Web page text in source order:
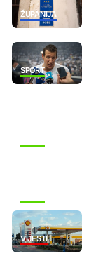
ŽUPANIJA
SPORT
VIJESTI